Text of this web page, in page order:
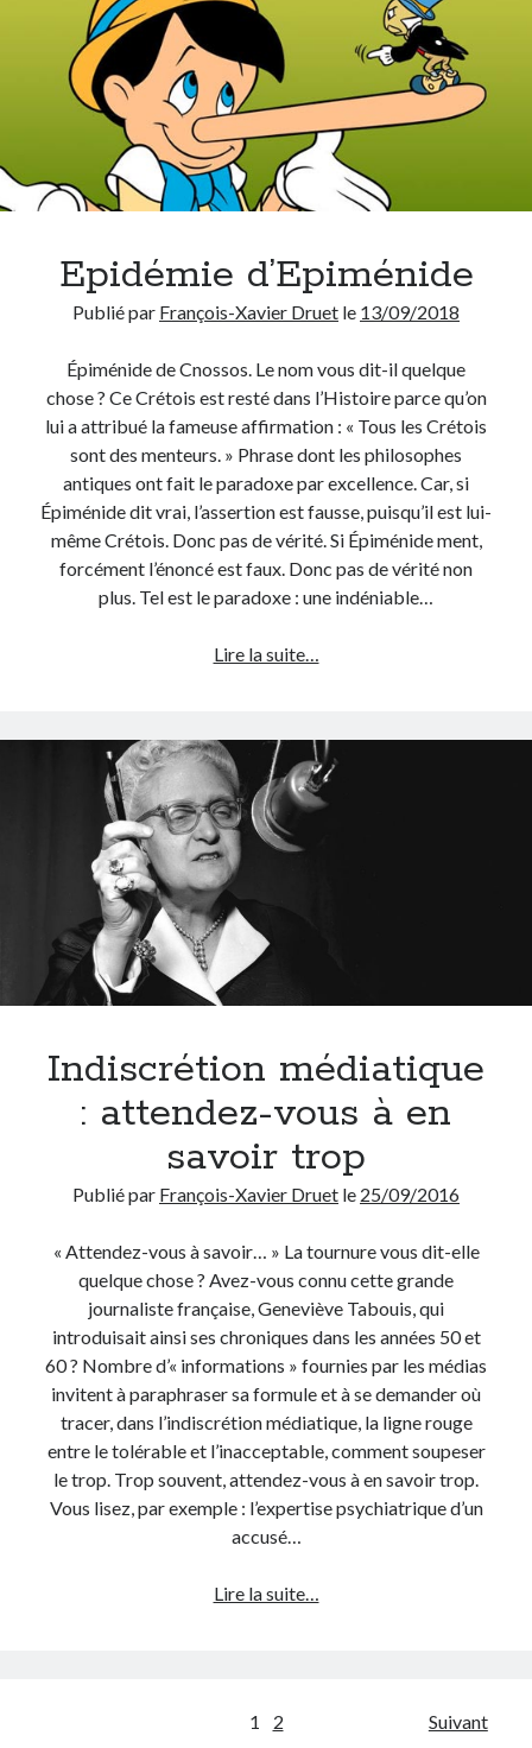
pollueurs
Epidémie d’Epiménide
Publié par François-Xavier Druet le 13/09/2018
Épiménide de Cnossos. Le nom vous dit-il quelque
chose ? Ce Crétois est resté dans l’Histoire parce qu’on
lui a attribué la fameuse affirmation : « Tous les Crétois
sont des menteurs. » Phrase dont les philosophes
antiques ont fait le paradoxe par excellence. Car, si
Épiménide dit vrai, l’assertion est fausse, puisqu’il est lui-
même Crétois. Donc pas de vérité. Si Épiménide ment,
forcément l’énoncé est faux. Donc pas de vérité non
plus. Tel est le paradoxe : une indéniable…
Lire la suite…
Indiscrétion médiatique
: attendez-vous à en
savoir trop
Publié par François-Xavier Druet le 25/09/2016
« Attendez-vous à savoir… » La tournure vous dit-elle
quelque chose ? Avez-vous connu cette grande
journaliste française, Geneviève Tabouis, qui
introduisait ainsi ses chroniques dans les années 50 et
60 ? Nombre d’« informations » fournies par les médias
invitent à paraphraser sa formule et à se demander où
tracer, dans l’indiscrétion médiatique, la ligne rouge
entre le tolérable et l’inacceptable, comment soupeser
le trop. Trop souvent, attendez-vous à en savoir trop.
Vous lisez, par exemple : l’expertise psychiatrique d’un
accusé…
Lire la suite…
1 2 Suivant